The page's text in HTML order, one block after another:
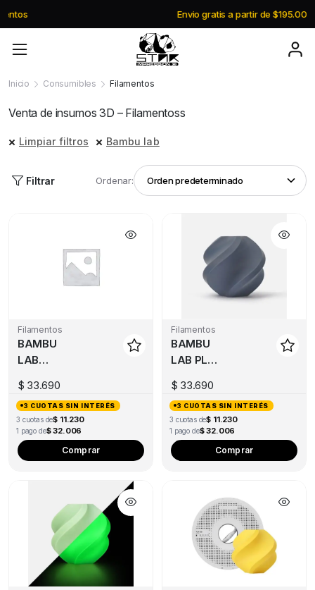
Envio gratis a partir de $195.000
Inicio Consumibles Filamentos
Venta de insumos 3D – Filamentoss
Limpiar filtros Bambu lab
Filtrar Ordenar:
Filamentos
BAMBU
LAB
1KG
$ 33.690
3 CUOTAS SIN INTERÉS
3 cuotas de$ 11.230
1 pago de$ 32.006
Comprar
Filamentos
BAMBU
LAB PLA
1KG
$ 33.690
3 CUOTAS SIN INTERÉS
3 cuotas de$ 11.230
1 pago de$ 32.006
Comprar